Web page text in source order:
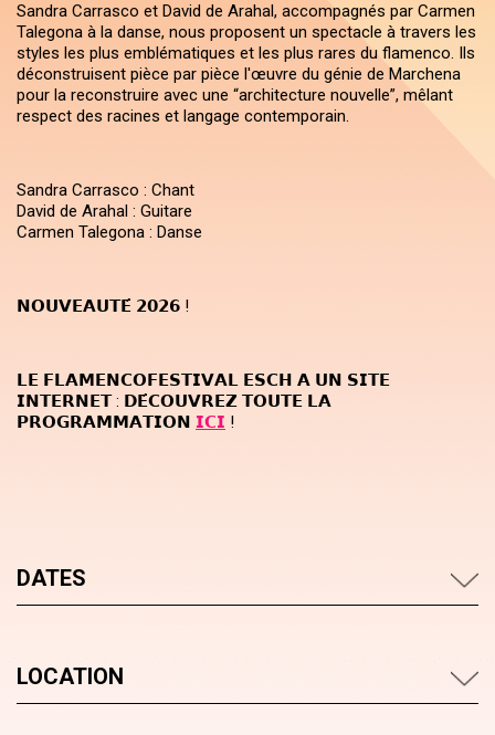
Sandra Carrasco et David de Arahal, accompagnés par Carmen
Talegona à la danse, nous proposent un spectacle à travers les
styles les plus emblématiques et les plus rares du flamenco. Ils
déconstruisent pièce par pièce l'œuvre du génie de Marchena
pour la reconstruire avec une “architecture nouvelle”, mêlant
respect des racines et langage contemporain.
Sandra Carrasco : Chant
David de Arahal : Guitare
Carmen Talegona : Danse
𝗡𝗢𝗨𝗩𝗘𝗔𝗨𝗧𝗘́ 𝟮𝟬𝟮𝟲 !
𝗟𝗘 𝗙𝗟𝗔𝗠𝗘𝗡𝗖𝗢𝗙𝗘𝗦𝗧𝗜𝗩𝗔𝗟 𝗘𝗦𝗖𝗛 𝗔 𝗨𝗡 𝗦𝗜𝗧𝗘
𝗜𝗡𝗧𝗘𝗥𝗡𝗘𝗧 : 𝗗𝗘́𝗖𝗢𝗨𝗩𝗥𝗘𝗭 𝗧𝗢𝗨𝗧𝗘 𝗟𝗔
𝗣𝗥𝗢𝗚𝗥𝗔𝗠𝗠𝗔𝗧𝗜𝗢𝗡 𝗜𝗖𝗜 !
DATES
LOCATION